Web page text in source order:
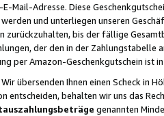
Mail-Adresse. Diese
und unterliegen unseren
zurückzuhalten, bis der fällige
der den in der
per Amazon-Geschenkgutschein ist
Wir übersenden Ihnen einen Scheck in
entscheiden, behalten wir uns das
genannten